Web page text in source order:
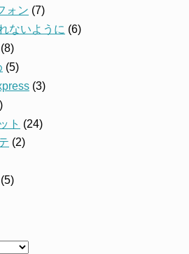
ォン (7)
ないように (6)
(8)
(5)
(3)
ト (24)
(2)
(5)